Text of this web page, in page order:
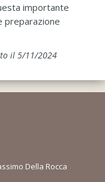
importante
preparazione
il 5/11/2024
Della Rocca